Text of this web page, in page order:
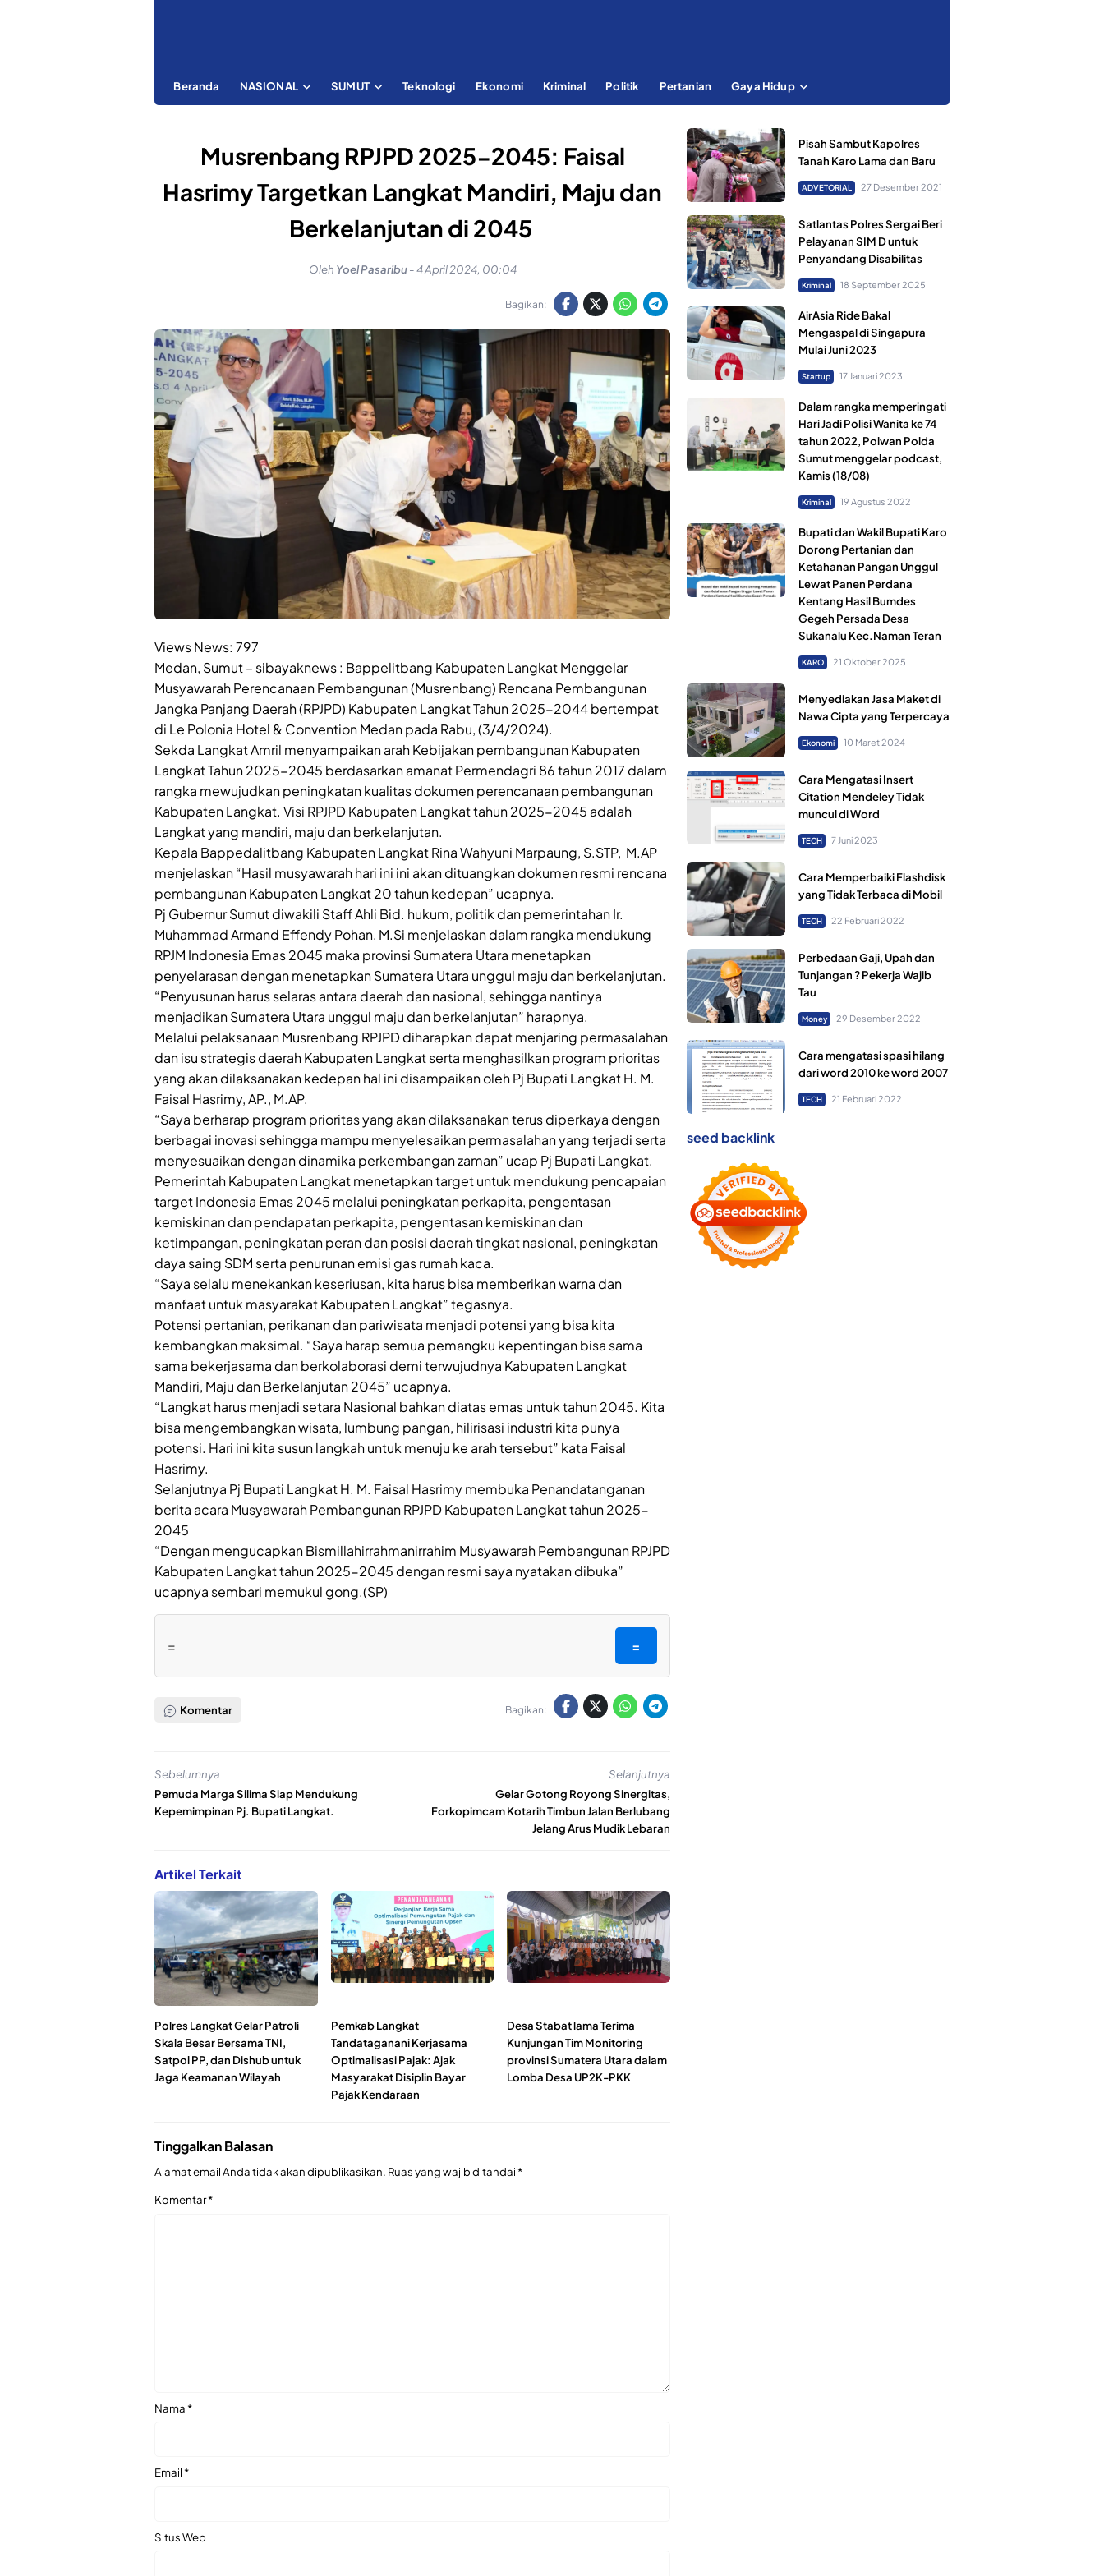
Beranda NASIONAL SUMUT Teknologi Ekonomi Kriminal Politik Pertanian Gaya Hidup
Musrenbang RPJPD 2025-2045: Faisal
Hasrimy Targetkan Langkat Mandiri, Maju dan
Berkelanjutan di 2045
Oleh Yoel Pasaribu -4 April 2024, 00:04
Bagikan:
Views News: 797
Medan, Sumut – sibayaknews : Bappelitbang Kabupaten Langkat Menggelar
Musyawarah Perencanaan Pembangunan (Musrenbang) Rencana Pembangunan
Jangka Panjang Daerah (RPJPD) Kabupaten Langkat Tahun 2025-2044 bertempat
di Le Polonia Hotel & Convention Medan pada Rabu, (3/4/2024).
Sekda Langkat Amril menyampaikan arah Kebijakan pembangunan Kabupaten
Langkat Tahun 2025-2045 berdasarkan amanat Permendagri 86 tahun 2017 dalam
rangka mewujudkan peningkatan kualitas dokumen perencanaan pembangunan
Kabupaten Langkat. Visi RPJPD Kabupaten Langkat tahun 2025-2045 adalah
Langkat yang mandiri, maju dan berkelanjutan.
Kepala Bappedalitbang Kabupaten Langkat Rina Wahyuni Marpaung, S.STP, M.AP
menjelaskan “Hasil musyawarah hari ini ini akan dituangkan dokumen resmi rencana
pembangunan Kabupaten Langkat 20 tahun kedepan” ucapnya.
Pj Gubernur Sumut diwakili Staff Ahli Bid. hukum, politik dan pemerintahan Ir.
Muhammad Armand Effendy Pohan, M.Si menjelaskan dalam rangka mendukung
RPJM Indonesia Emas 2045 maka provinsi Sumatera Utara menetapkan
penyelarasan dengan menetapkan Sumatera Utara unggul maju dan berkelanjutan.
“Penyusunan harus selaras antara daerah dan nasional, sehingga nantinya
menjadikan Sumatera Utara unggul maju dan berkelanjutan” harapnya.
Melalui pelaksanaan Musrenbang RPJPD diharapkan dapat menjaring permasalahan
dan isu strategis daerah Kabupaten Langkat serta menghasilkan program prioritas
yang akan dilaksanakan kedepan hal ini disampaikan oleh Pj Bupati Langkat H. M.
Faisal Hasrimy, AP., M.AP.
“Saya berharap program prioritas yang akan dilaksanakan terus diperkaya dengan
berbagai inovasi sehingga mampu menyelesaikan permasalahan yang terjadi serta
menyesuaikan dengan dinamika perkembangan zaman” ucap Pj Bupati Langkat.
Pemerintah Kabupaten Langkat menetapkan target untuk mendukung pencapaian
target Indonesia Emas 2045 melalui peningkatan perkapita, pengentasan
kemiskinan dan pendapatan perkapita, pengentasan kemiskinan dan
ketimpangan, peningkatan peran dan posisi daerah tingkat nasional, peningkatan
daya saing SDM serta penurunan emisi gas rumah kaca.
“Saya selalu menekankan keseriusan, kita harus bisa memberikan warna dan
manfaat untuk masyarakat Kabupaten Langkat” tegasnya.
Potensi pertanian, perikanan dan pariwisata menjadi potensi yang bisa kita
kembangkan maksimal. “Saya harap semua pemangku kepentingan bisa sama
sama bekerjasama dan berkolaborasi demi terwujudnya Kabupaten Langkat
Mandiri, Maju dan Berkelanjutan 2045” ucapnya.
“Langkat harus menjadi setara Nasional bahkan diatas emas untuk tahun 2045. Kita
bisa mengembangkan wisata, lumbung pangan, hilirisasi industri kita punya
potensi. Hari ini kita susun langkah untuk menuju ke arah tersebut” kata Faisal
Hasrimy.
Selanjutnya Pj Bupati Langkat H. M. Faisal Hasrimy membuka Penandatanganan
berita acara Musyawarah Pembangunan RPJPD Kabupaten Langkat tahun 2025-
2045
“Dengan mengucapkan Bismillahirrahmanirrahim Musyawarah Pembangunan RPJPD
Kabupaten Langkat tahun 2025-2045 dengan resmi saya nyatakan dibuka”
ucapnya sembari memukul gong.(SP)
= =
Komentar Bagikan:
Sebelumnya
Pemuda Marga Silima Siap Mendukung
Kepemimpinan Pj. Bupati Langkat.
Selanjutnya
Gelar Gotong Royong Sinergitas,
Forkopimcam Kotarih Timbun Jalan Berlubang
Jelang Arus Mudik Lebaran
Artikel Terkait
Polres Langkat Gelar Patroli
Skala Besar Bersama TNI,
Satpol PP, dan Dishub untuk
Jaga Keamanan Wilayah
Pemkab Langkat
Tandataganani Kerjasama
Optimalisasi Pajak: Ajak
Masyarakat Disiplin Bayar
Pajak Kendaraan
Desa Stabat lama Terima
Kunjungan Tim Monitoring
provinsi Sumatera Utara dalam
Lomba Desa UP2K-PKK
Tinggalkan Balasan
Alamat email Anda tidak akan dipublikasikan. Ruas yang wajib ditandai*
Komentar*
Nama*
Email*
Situs Web
Pisah Sambut Kapolres
Tanah Karo Lama dan Baru
ADVETORIAL 27 Desember 2021
Satlantas Polres Sergai Beri
Pelayanan SIM D untuk
Penyandang Disabilitas
Kriminal 18 September 2025
AirAsia Ride Bakal
Mengaspal di Singapura
Mulai Juni 2023
Startup 17 Januari 2023
Dalam rangka memperingati
Hari Jadi Polisi Wanita ke 74
tahun 2022, Polwan Polda
Sumut menggelar podcast,
Kamis (18/08)
Kriminal 19 Agustus 2022
Bupati dan Wakil Bupati Karo
Dorong Pertanian dan
Ketahanan Pangan Unggul
Lewat Panen Perdana
Kentang Hasil Bumdes
Gegeh Persada Desa
Sukanalu Kec.Naman Teran
KARO 21 Oktober 2025
Menyediakan Jasa Maket di
Nawa Cipta yang Terpercaya
Ekonomi 10 Maret 2024
Cara Mengatasi Insert
Citation Mendeley Tidak
muncul di Word
TECH 7 Juni 2023
Cara Memperbaiki Flashdisk
yang Tidak Terbaca di Mobil
TECH 22 Februari 2022
Perbedaan Gaji, Upah dan
Tunjangan ? Pekerja Wajib
Tau
Money 29 Desember 2022
Cara mengatasi spasi hilang
dari word 2010 ke word 2007
TECH 21 Februari 2022
seed backlink